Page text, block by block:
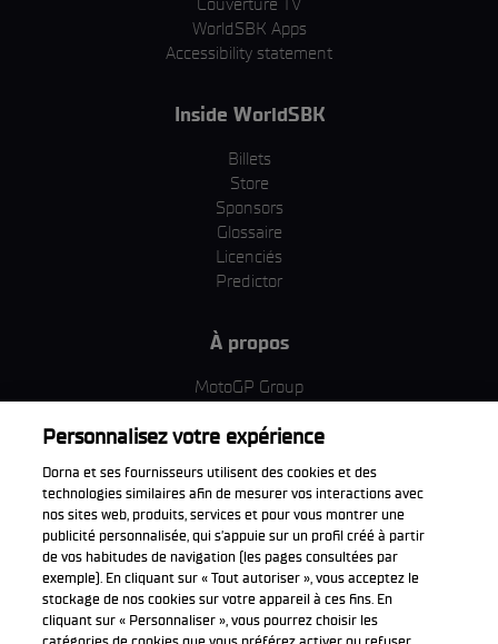
WorldSBK Apps
Accessibility statement
Inside WorldSBK
Billets
Store
Sponsors
Glossaire
Licenciés
Predictor
À propos
MotoGP Group
Termes et conditions d'utilisation
Politique de confidentialité
Politique d’achat
Télécharger l'appli officiell
Personnalisez votre expérience
Dorna et ses fournisseurs utilisent des cookies et des
technologies similaires afin de mesurer vos interactions avec
nos sites web, produits, services et pour vous montrer une
publicité personnalisée, qui s’appuie sur un profil créé à partir
de vos habitudes de navigation (les pages consultées par
exemple). En cliquant sur « Tout autoriser », vous acceptez le
stockage de nos cookies sur votre appareil à ces fins. En
cliquant sur « Personnaliser », vous pourrez choisir les